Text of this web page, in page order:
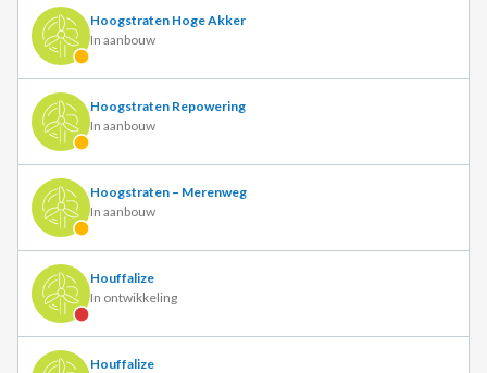
Hoogstraten Hoge Akker
In aanbouw
Hoogstraten Repowering
In aanbouw
Hoogstraten – Merenweg
In aanbouw
Houffalize
In ontwikkeling
Houffalize